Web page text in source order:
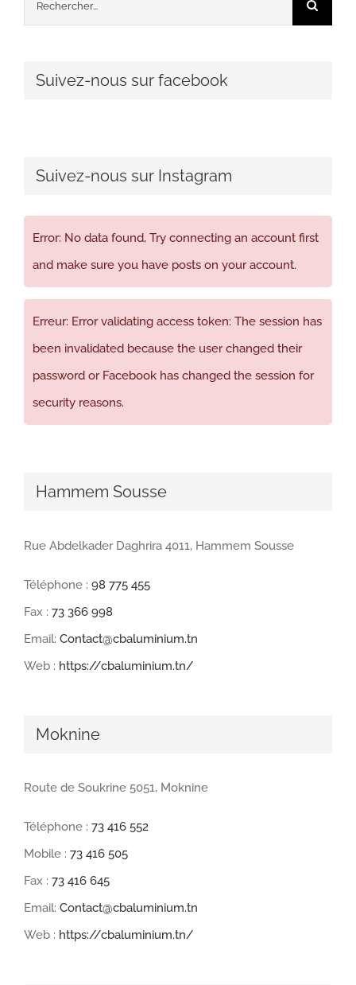
Suivez-nous sur facebook
Suivez-nous sur Instagram
Error: No data found, Try connecting an account first
and make sure you have posts on your account.
Erreur: Error validating access token: The session has
been invalidated because the user changed their
password or Facebook has changed the session for
security reasons.
Hammem Sousse
Rue Abdelkader Daghrira 4011, Hammem Sousse
Téléphone : 98 775 455
Fax : 73 366 998
Email: Contact@cbaluminium.tn
Web : https://cbaluminium.tn/
Moknine
Route de Soukrine 5051, Moknine
Téléphone : 73 416 552
Mobile : 73 416 505
Fax : 73 416 645
Email: Contact@cbaluminium.tn
Web : https://cbaluminium.tn/